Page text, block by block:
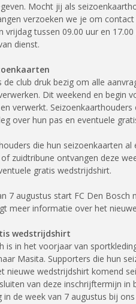
Mocht jij als
verzoeken we je om
vrijdag tussen 09.00 uur en
dienst.
de club druk bezig om alle
Dit weekend en begin
verwerkt.
over hun pas en eventuele
die hun seizoenkaarten
zuidtribune ontvangen deze
gratis wedstrijdshirt.
7 augustus start FC Den
meer informatie over het
wedstrijdshirt
is in het voorjaar van
Masita. Supporters die hun
nieuwe wedstrijdshirt komend
van deze inschrijftermijn
in de week van 7 augustus bij